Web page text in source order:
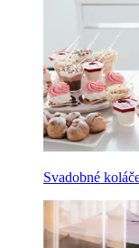
Svadobné